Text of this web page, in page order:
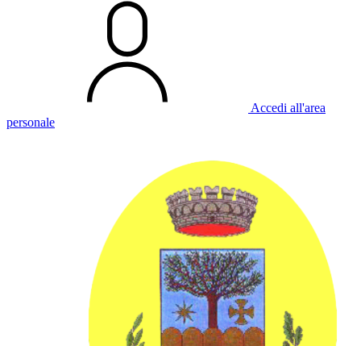
Accedi all'area
personale